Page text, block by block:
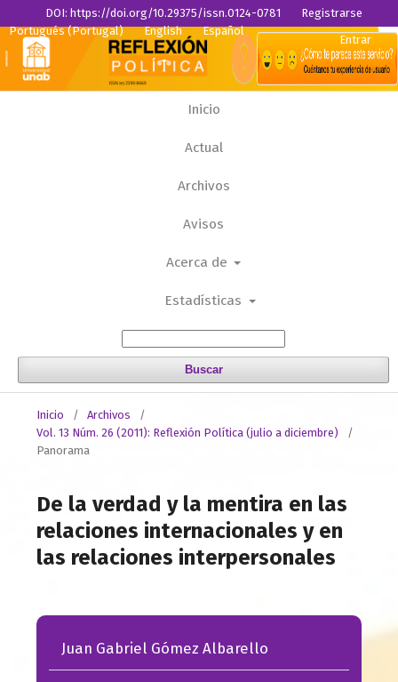
Inicio
Actual
Archivos
Avisos
Acerca de
Estadísticas
Buscar
Portugués (Portugal) English Español
DOI: https://doi.org/10.29375/issn.0124-0781
Registrarse
Entrar
Inicio / Archivos
/
Vol. 13 Núm. 26 (2011): Reflexión Política (julio a diciembre)
/
Panorama
De la verdad y la mentira en las
relaciones internacionales y en
las relaciones interpersonales
Juan Gabriel Gómez Albarello